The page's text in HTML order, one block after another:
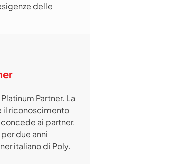
delle
Partner. La
il riconoscimento
ai partner.
due anni
italiano di Poly.